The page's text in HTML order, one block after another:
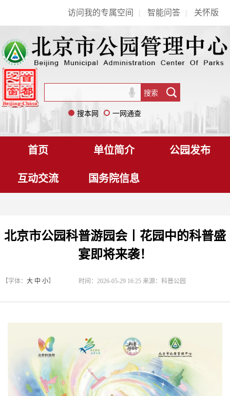
访问我的专属空间 | 智能问答 | 关怀版
搜本网 一网通查
首页 单位简介 公园发布
互动交流 国务院信息
北京市公园科普游园会丨花园中的科普盛
宴即将来袭！
时间：2026-05-29 16:25 来源：科普公园
【字体： 大 中 小】